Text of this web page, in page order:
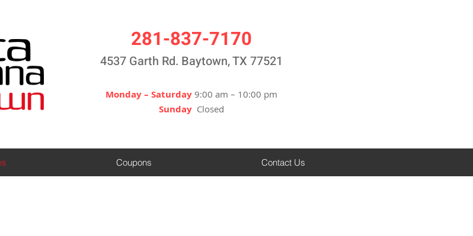
281-837-7170
4537 Garth Rd. Baytown, TX 77521
Monday – Saturday 9:00 am – 10:00 pm
SundayClosed
Coupons Contact Us